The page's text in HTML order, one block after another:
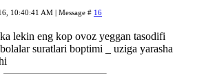
10:40:41 AM | Message # 16
lekin eng kop ovoz yeggan tasodifi
suratlari boptimi _ uziga yarasha